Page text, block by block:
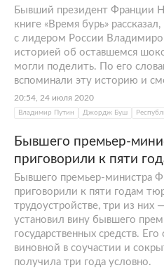
Бывший президент Франции
книге «Время бурь»
с лидером России
историей об оставшемся
могли поделить. По его
вспоминали эту историю и
20:54, 24 июля 2020
Владимир Путин Джордж Буш
Бывшего премьер-
приговорили к пяти
Бывшего премьер-министра
приговорили к пяти годам
трудоустройстве, три из них
установил вину бывшего
государственных средств.
виновной в соучастии и
получила три года условно.